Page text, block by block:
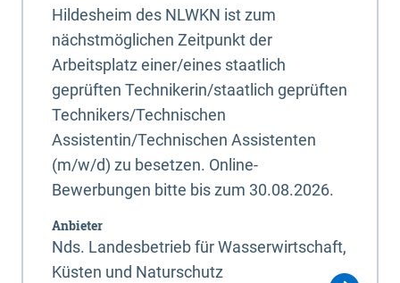
Hildesheim des NLWKN ist zum
nächstmöglichen Zeitpunkt der
Arbeitsplatz einer/eines staatlich
geprüften Technikerin/staatlich geprüften
Technikers/Technischen
Assistentin/Technischen Assistenten
(m/w/d) zu besetzen. Online-
Bewerbungen bitte bis zum 30.08.2026.
Anbieter
Nds. Landesbetrieb für Wasserwirtschaft,
Küsten und Naturschutz